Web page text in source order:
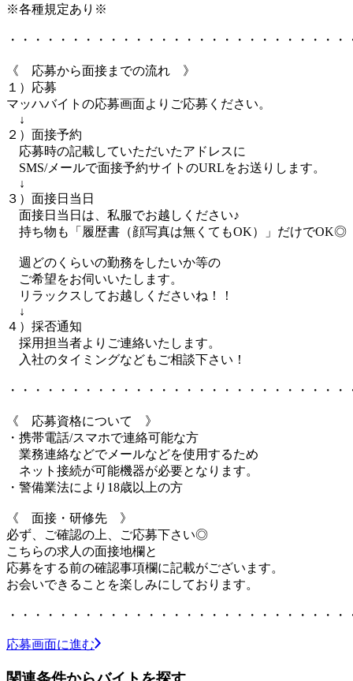
※各種規定あり※
・・・・・・・・・・・・・・・・・・・・・・・・・・・
《 応募から面接までの流れ 》
１）応募
マッハバイトの応募画面よりご応募ください。
↓
２）面接予約
応募時の記載していただいたアドレスに
SMS/メールで面接予約サイトのURLをお送りします。
↓
３）面接日当日
面接日当日は、私服でお越しください♪
持ち物も「履歴書（顔写真は無くてもOK）」だけでOK◎
週どのくらいの勤務をしたいか等の
ご希望をお伺いいたします。
リラックスしてお越しくださいね！！
↓
４）採否通知
採用担当者よりご連絡いたします。
入社のタイミングなどもご相談下さい！
・・・・・・・・・・・・・・・・・・・・・・・・・・・
《 応募資格について 》
・携帯電話/スマホで連絡可能な方
業務連絡などでメールなどを使用するため
ネット接続が可能機器が必要となります。
・警備業法により18歳以上の方
《 面接・研修先 》
必ず、ご確認の上、ご応募下さい◎
こちらの求人の面接地欄と
応募をする前の確認事項欄に記載がございます。
お会いできることを楽しみにしております。
・・・・・・・・・・・・・・・・・・・・・・・・・・・
応募画面に進む